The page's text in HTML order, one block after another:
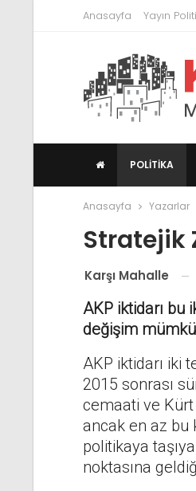
Anasayfa Yayın
POLITIKA
Anasayfa Yazarlar
Stratejik
Karşı Mahalle
AKP iktidarı bu
değişim
AKP iktidarı iki
2015 sonrası
cemaati ve Kürt
ancak en az bu
politikaya
noktasına